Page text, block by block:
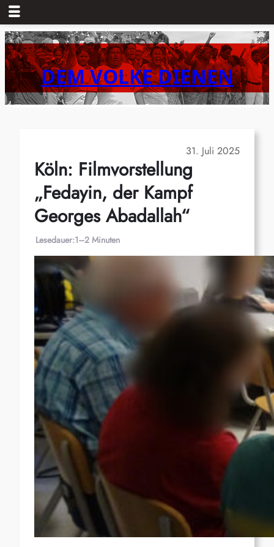
Zum
Inhalt
springenDEM VOLKE DIENEN
31. Juli 2025
Köln: Filmvorstellung
„Fedayin, der Kampf
Georges Abadallah“
Lesedauer:1–2 Minuten